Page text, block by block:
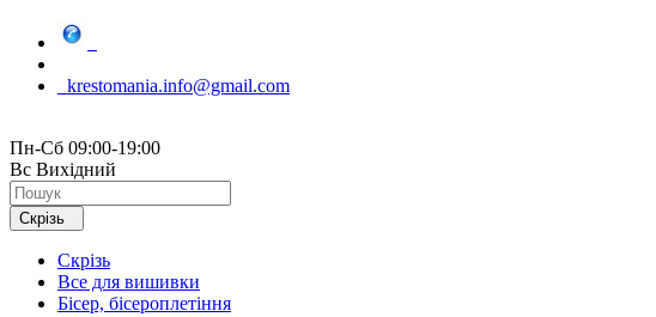
krestomania.info@gmail.com
Пн-Сб 09:00-19:00
Вс Вихідний
Скрізь
Скрізь
Все для вишивки
Бісер, бісероплетіння